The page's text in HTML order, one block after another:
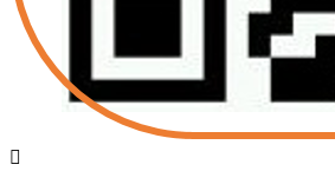
